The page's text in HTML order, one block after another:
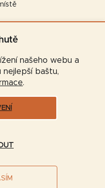
našeho webu a
nejlepší baštu,
.
cookies